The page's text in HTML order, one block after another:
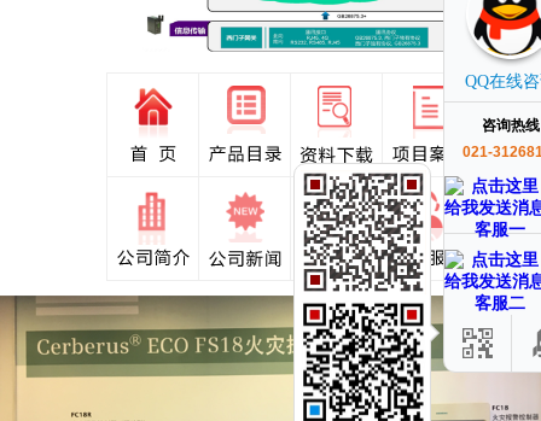
1 2 3
QQ在线
咨询热线
021-
客服一
客服二